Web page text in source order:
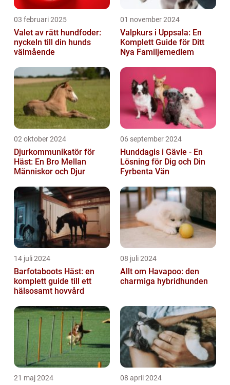
03 februari 2025
Valet av rätt hundfoder:
nyckeln till din hunds
välmående
01 november 2024
Valpkurs i Uppsala: En
Komplett Guide för Ditt
Nya Familjemedlem
02 oktober 2024
Djurkommunikatör för
Häst: En Bro Mellan
Människor och Djur
06 september 2024
Hunddagis i Gävle - En
Lösning för Dig och Din
Fyrbenta Vän
14 juli 2024
Barfotaboots Häst: en
komplett guide till ett
hälsosamt hovvård
08 juli 2024
Allt om Havapoo: den
charmiga hybridhunden
21 maj 2024 08 april 2024